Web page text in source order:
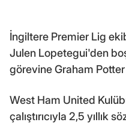
İngiltere Premier Lig
Julen Lopetegui'den
görevine Graham
West Ham United
çalıştırıcıyla 2,5 yıllık